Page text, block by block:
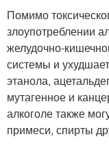
Помимо
злоупотреблении
желудочно-
системы и
этанола,
мутагенное и
алкоголе также
примеси, спирты